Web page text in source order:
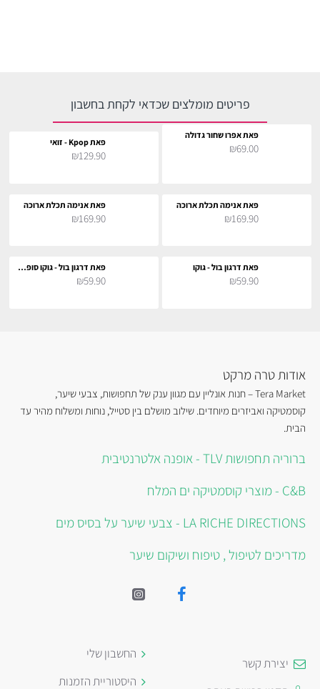
פריטים מומלצים שכדאי לקחת בחשבון
פאת אפרו שחור גדולה
₪69.00 פאת Kpop - זואי
₪129.90
פאת אנימה תכלת ארוכה
₪169.90
פאת אנימה תכלת ארוכה
₪169.90
פאת דרגון בול - גוקו
₪59.90
פאת דרגון בול - גוקו סופר סאייה
₪59.90
אודות טרה מרקט
Tera Market – חנות אונליין עם מגוון ענק של תחפושות, צבעי שיער,
קוסמטיקה ואביזרים מיוחדים. שילוב מושלם בין סטייל, נוחות ומשלוח מהיר עד
הבית.
ברוריה תחפושות TLV - אופנה אלטרנטיבית
C&B - מוצרי קוסמטיקה ים המלח
LA RICHE DIRECTIONS - צבעי שיער על בסיס מים
מדריכים לטיפול , טיפוח ושיקום שיער
יצירת קשר
החשבון שלי
היסטוריית הזמנות